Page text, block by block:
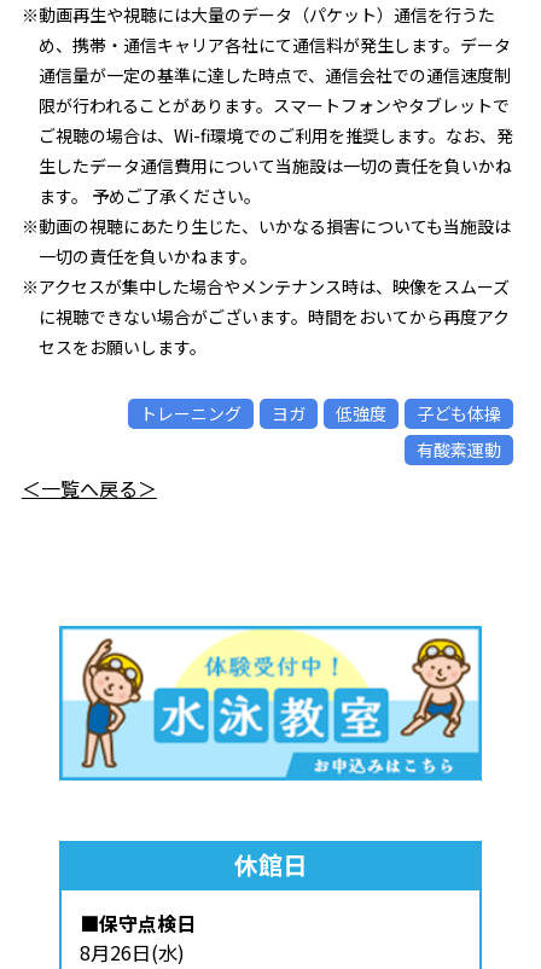
※動画再生や視聴には大量のデータ（パケット）通信を行うた
め、携帯・通信キャリア各社にて通信料が発生します。データ
通信量が一定の基準に達した時点で、通信会社での通信速度制
限が行われることがあります。スマートフォンやタブレットで
ご視聴の場合は、Wi-fi環境でのご利用を推奨します。なお、発
生したデータ通信費用について当施設は一切の責任を負いかね
ます。 予めご了承ください。
※動画の視聴にあたり生じた、いかなる損害についても当施設は
一切の責任を負いかねます。
※アクセスが集中した場合やメンテナンス時は、映像をスムーズ
に視聴できない場合がございます。時間をおいてから再度アク
セスをお願いします。
トレーニング ヨガ 低強度
子ども体操
有酸素運動
＜一覧へ戻る＞
休館日
■保守点検日
8月26日(水)